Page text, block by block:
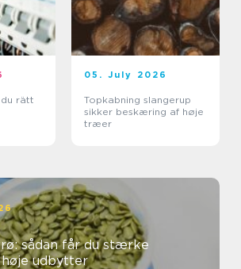
05. July 2026
Topkabning slangerup
sikker beskæring af høje
træer
sådan får du stærke
udbytter